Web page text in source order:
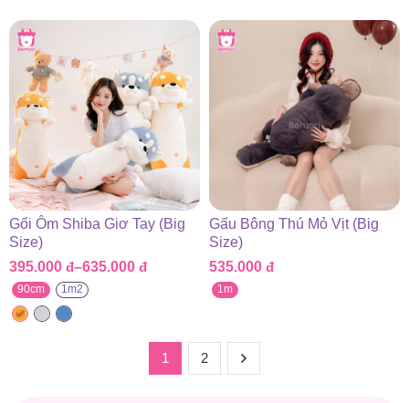
đến
755.000 đ
Gối Ôm Shiba Giơ Tay (Big
Size)
395.000 đ–635.000 đ
Khoảng
giá:
từ
395.000 đ
90cm 1m2
Gấu Bông Thú Mỏ Vịt (Big
Size)
535.000 đ
1m
1 2